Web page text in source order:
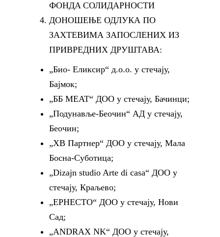
ФОНДA СОЛИДАРНОСТИ
ДОНОШЕЊЕ ОДЛУКА ПО
ЗАХТЕВИМА ЗАПОСЛЕНИХ ИЗ
ПРИВРЕДНИХ ДРУШТАВА:
„Био- Еликсир“ д.о.о. у стечају,
Бајмок;
„ББ МЕАТ“ ДОО у стечају, Бачинци;
„Подунавље-Беочин“ АД у стечају,
Беочин;
„ХВ Партнер“ ДОО у стечају, Мала
Босна-Суботица;
„Dizajn studio Arte di casa“ ДОО у
стечају, Краљево;
„ЕРНЕСТО“ ДОО у стечају, Нови
Сад;
„ANDRAX NK“ ДОО у стечају,